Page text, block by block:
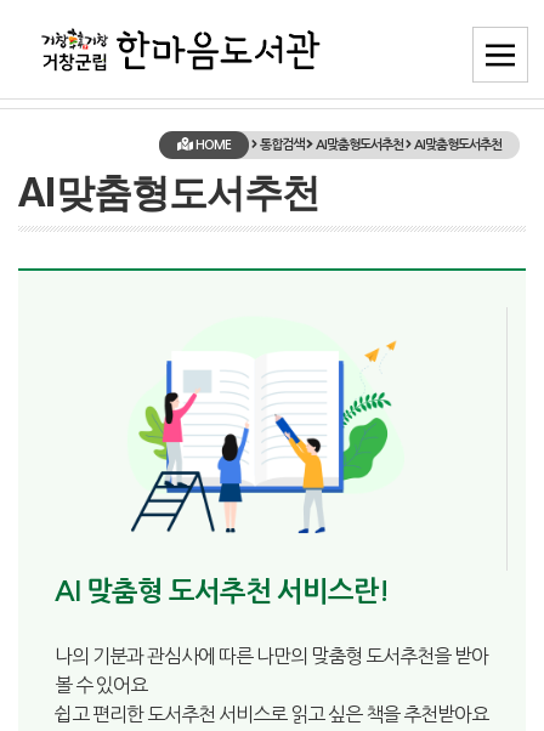
HOME 통합검색 AI맞춤형도서추천 AI맞춤형도서추천
AI맞춤형도서추천
AI 맞춤형 도서추천 서비스란!
나의 기분과 관심사에 따른 나만의 맞춤형 도서추천을 받아
볼 수 있어요
쉽고 편리한 도서추천 서비스로 읽고 싶은 책을 추천받아요